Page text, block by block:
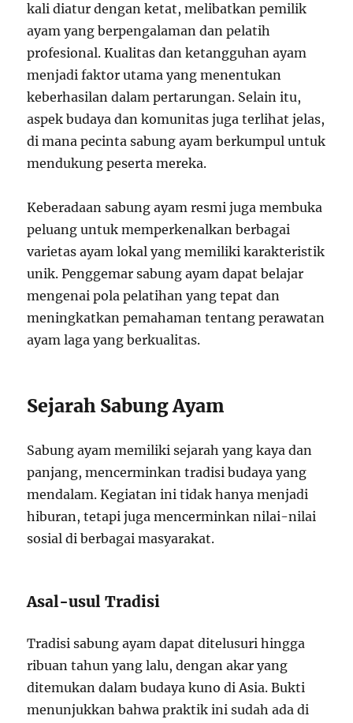
kali diatur dengan ketat, melibatkan pemilik
ayam yang berpengalaman dan pelatih
profesional. Kualitas dan ketangguhan ayam
menjadi faktor utama yang menentukan
keberhasilan dalam pertarungan. Selain itu,
aspek budaya dan komunitas juga terlihat jelas,
di mana pecinta sabung ayam berkumpul untuk
mendukung peserta mereka.
Keberadaan sabung ayam resmi juga membuka
peluang untuk memperkenalkan berbagai
varietas ayam lokal yang memiliki karakteristik
unik. Penggemar sabung ayam dapat belajar
mengenai pola pelatihan yang tepat dan
meningkatkan pemahaman tentang perawatan
ayam laga yang berkualitas.
Sejarah Sabung Ayam
Sabung ayam memiliki sejarah yang kaya dan
panjang, mencerminkan tradisi budaya yang
mendalam. Kegiatan ini tidak hanya menjadi
hiburan, tetapi juga mencerminkan nilai-nilai
sosial di berbagai masyarakat.
Asal-usul Tradisi
Tradisi sabung ayam dapat ditelusuri hingga
ribuan tahun yang lalu, dengan akar yang
ditemukan dalam budaya kuno di Asia. Bukti
menunjukkan bahwa praktik ini sudah ada di